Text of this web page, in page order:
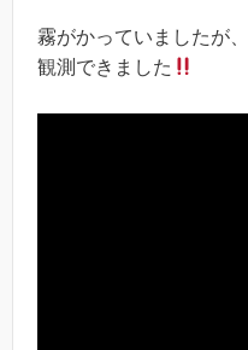
霧がかっていましたが
観測できました